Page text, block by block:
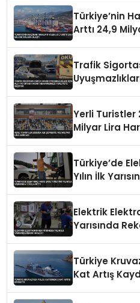
Türkiye’nin
Arttı 24,9
Trafik
Yerli Turistler
Milyar Lira
Türkiye’de
Yılın İlk
Elektrik
Yarısında
Türkiye
Kat Artış